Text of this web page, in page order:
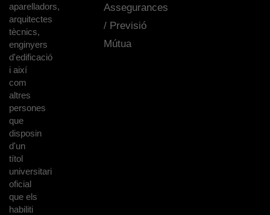
aparelladors,
arquitectes
tècnics,
enginyers
d'edificació
i així
com
altres
persones
que
disposin
d'un
títol
universitari
oficial
que els
habiliti
Assegurances
/ Previsió
Mútua